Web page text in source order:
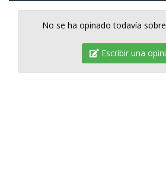
No se ha opinado todavía
Escribir una